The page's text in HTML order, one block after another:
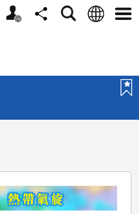
個
分
搜
語
選